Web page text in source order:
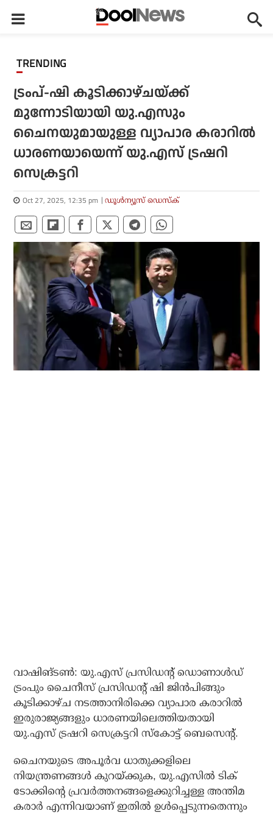
TRENDING
ട്രംപ്-ഷി കൂടിക്കാഴ്ചയ്ക്ക്
മുന്നോടിയായി യു.എസും
ചൈനയുമായുള്ള വ്യാപാര കരാറിൽ
ധാരണയായെന്ന് യു.എസ് ട്രഷറി
സെക്രട്ടറി
Oct 27, 2025, 12:35 pm ഡൂള്‍ന്യൂസ് ഡെസ്‌ക്
വാഷിങ്ടൺ: യു.എസ് പ്രസിഡന്റ് ഡൊണാൾഡ്
ട്രംപും ചൈനീസ് പ്രസിഡന്റ് ഷി ജിൻപിങ്ങും
കൂടിക്കാഴ്ച നടത്താനിരിക്കെ വ്യാപാര കരാറിൽ
ഇരുരാജ്യങ്ങളും ധാരണയിലെത്തിയതായി
യു.എസ് ട്രഷറി സെക്രട്ടറി സ്കോട്ട് ബെസെന്റ്.
ചൈനയുടെ അപൂർവ ധാതുക്കളിലെ
നിയന്ത്രണങ്ങൾ കുറയ്ക്കുക, യു.എസിൽ ടിക്
ടോക്കിന്റെ പ്രവർത്തനങ്ങളെക്കുറിച്ചള്ള അന്തിമ
കരാർ എന്നിവയാണ് ഇതിൽ ഉൾപ്പെടുന്നതെന്നും